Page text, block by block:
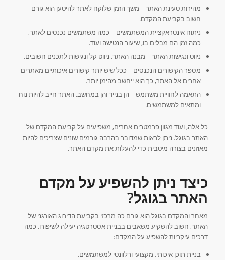
מהירות טעינת האתר – משך הזמן שלוקח לאתר להיטען הוא גורם
חשוב בקביעת המקדם.
ניתוח אינטראקציית המשתמשים – כמה משתמשים נכנסים לאתר,
כמה זמן הם מבלים בו, שיעור הנטישה ועוד.
ניווט ונגישות האתר – מבנה האתר, ניווט קל ונגישות לתכנים חשובים.
מספר הקישורים הנכנסים – ככל שיש יותר קישורים איכותיים מאתרים
אחרים אל האתר, כך הוא ייחשב מהימן יותר.
התאמה לחוויית משתמש – הן בנייד והן במחשב, האתר חייב להיות נוח
ומתאים למשתמשים.
כל אלה, ועוד מגוון פרמטרים אחרים, משפיעים על קביעת המקדם של
האתר בגוגל. ניתן לראות שמדובר בהרבה גורמים שונים שצריכים להיות
מאוזנים בצורה מיטבית כדי להעלות את מקדם האתר.
כיצד ניתן להשפיע על מקדם
האתר בגוגל?
מאחר והמקדם בגוגל הוא גורם כה מרכזי בקביעת הדירוג האורגני של
האתר, חשוב להשקיע משאבים בבניית אסטרטגיה יעילה לשיפורו. כמה
דרכים עיקריות להשפיע על המקדם:
בניית תוכן איכותי, מקצועי ורלוונטי למשתמשים.